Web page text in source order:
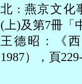
北 : 燕京文化
( 上)及第7冊「
王德昭：《
1987），頁